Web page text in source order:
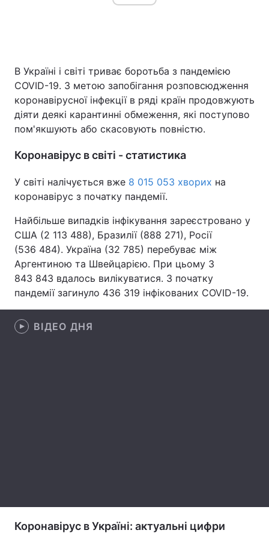
Головна Війна
Україна Політика
Техно і зв'язок Лайт
Зброя Інциденти
Здоров'я Туризм
Цікавинки Погода
Екологія Регіони
Лонгріди
В Україні і світі триває боротьба з пандемією
COVID-19. З метою запобігання розповсюдження
коронавірусної інфекції в ряді країн продовжують
діяти деякі карантинні обмеження, які поступово
пом'якшують або скасовують повністю.
Коронавірус в світі - статистика
У світі налічується вже 8 015 053 хворих на
коронавірус з початку пандемії.
Найбільше випадків інфікування зареєстровано у
США (2 113 488), Бразилії (888 271), Росії
(536 484). Україна (32 785) перебуває між
Аргентиною та Швейцарією. При цьому 3
843 843 вдалось вилікуватися. З початку
пандемії загинуло 436 319 інфікованих COVID-19.
ВІДЕО ДНЯ
Коронавірус в Україні: актуальні цифри